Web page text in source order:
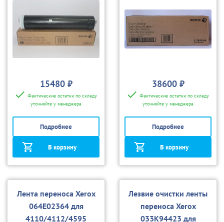
15480 ₽
Фактические остатки по складу
уточняйте у менеджера
Подробнее
В корзину
38600 ₽
Фактические остатки по складу
уточняйте у менеджера
Подробнее
В корзину
Лента переноса Xerox
064E02364 для
4110/4112/4595
Лезвие очистки ленты
переноса Xerox
033K94423 для